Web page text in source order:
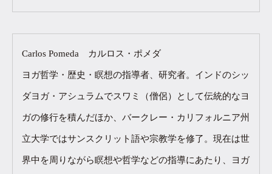
Carlos Pomeda カルロス・ポメダ
ヨガ哲学・歴史・瞑想の指導者、研究者。インドのシッ
ダヨガ・アシュラムでスワミ（僧侶）として伝統的なヨ
ガの修行を積んだほか、バークレー・カリフォルニア州
立大学ではサンスクリット語や宗教学を修了。現在は世
界中を周りながら瞑想や哲学などの指導にあたり、ヨガ